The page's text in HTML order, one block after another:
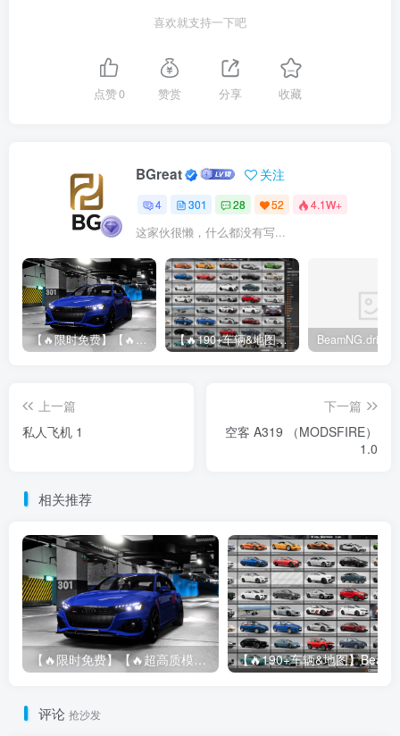
喜欢就支持一下吧
点赞0 赞赏 分享 收藏
BGreat 关注
4 301 28 52 4.1W+
这家伙很懒，什么都没有写...
【🔥限时免费】【🔥超高质模组】2022 奥迪 A4/S4/RS4 Avant 2.61 【🔥190+车辆&地图】BeamNG整合包
上一篇
私人飞机 1
下一篇
空客 A319 （MODSFIRE）
1.0
相关推荐
【🔥限时免费】【🔥超高质模组】2022 奥迪 A4/S4/RS4 Avant 2.61
评论 抢沙发